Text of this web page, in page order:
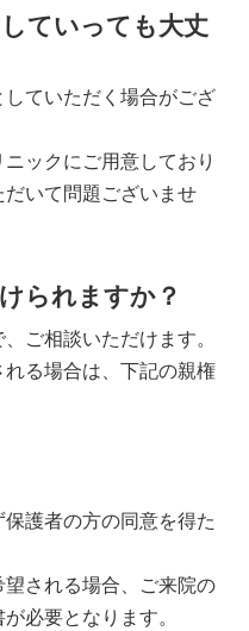
ていっても大丈
ていただく場合がござ
ックにご用意しており
いて問題ございませ
られますか？
ご相談いただけます。
る場合は、下記の親権
護者の方の同意を得た
される場合、ご来院の
必要となります。